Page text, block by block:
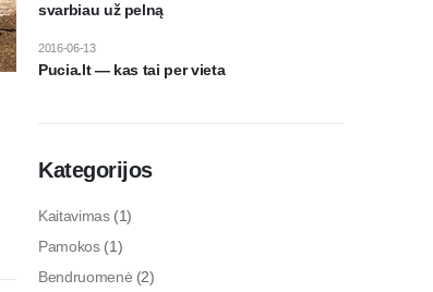
svarbiau už pelną
Pucia.lt — kas tai per vieta
2016-06-13
Kategorijos
Kaitavimas(1)
Pamokos(1)
Bendruomenė (2)